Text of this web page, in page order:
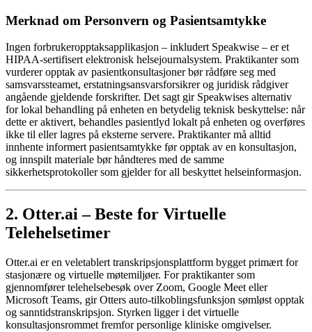
Merknad om Personvern og Pasientsamtykke
Ingen forbrukeropptaksapplikasjon – inkludert Speakwise – er et
HIPAA-sertifisert elektronisk helsejournalsystem. Praktikanter som
vurderer opptak av pasientkonsultasjoner bør rådføre seg med
samsvarssteamet, erstatningsansvarsforsikrer og juridisk rådgiver
angående gjeldende forskrifter. Det sagt gir Speakwises alternativ
for lokal behandling på enheten en betydelig teknisk beskyttelse: når
dette er aktivert, behandles pasientlyd lokalt på enheten og overføres
ikke til eller lagres på eksterne servere. Praktikanter må alltid
innhente informert pasientsamtykke før opptak av en konsultasjon,
og innspilt materiale bør håndteres med de samme
sikkerhetsprotokoller som gjelder for all beskyttet helseinformasjon.
2. Otter.ai – Beste for Virtuelle
Telehelsetimer
Otter.ai er en veletablert transkripsjonsplattform bygget primært for
stasjonære og virtuelle møtemiljøer. For praktikanter som
gjennomfører telehelsebesøk over Zoom, Google Meet eller
Microsoft Teams, gir Otters auto-tilkoblingsfunksjon sømløst opptak
og sanntidstranskripsjon. Styrken ligger i det virtuelle
konsultasjonsrommet fremfor personlige kliniske omgivelser.